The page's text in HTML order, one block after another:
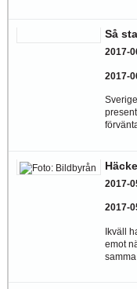
Så
2017-
2017-
2017-
2017-
Ikväll
emot
samma